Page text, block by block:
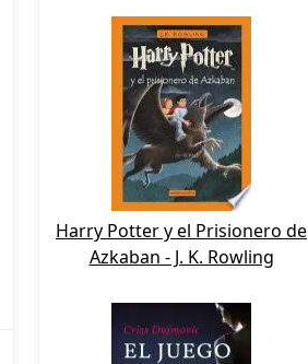
Harry Potter y el Prisionero de
Azkaban - J. K. Rowling